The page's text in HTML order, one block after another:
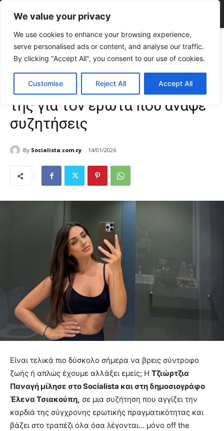
We value your privacy
We use cookies to enhance your browsing experience,
serve personalised ads or content, and analyse our traffic.
By clicking "Accept All", you consent to our use of cookies.
Customise Reject All Accept All
Home CELEBRITIES
Τζιώρτζια Παναγή: Η δήλωση της για τον έρωτα
που άναψε συζητήσεις
Τζιώρτζια Παναγή: Η δήλωση
της για τον έρωτα που άναψε
συζητήσεις
By Socialista.com.cy 14/01/2026
Είναι τελικά πιο δύσκολο σήμερα να βρεις σύντροφο
ζωής ή απλώς έχουμε αλλάξει εμείς; Η Τζιώρτζια
Παναγή μίλησε στο Socialista και στη δημοσιογράφο
Έλενα Τσιακούπη, σε μια συζήτηση που αγγίζει την
καρδιά της σύγχρονης ερωτικής πραγματικότητας και
βάζει στο τραπέζι όλα όσα λέγονται… μόνο off the